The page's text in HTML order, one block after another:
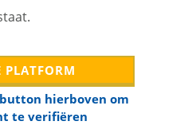
hierboven om
te verifiëren